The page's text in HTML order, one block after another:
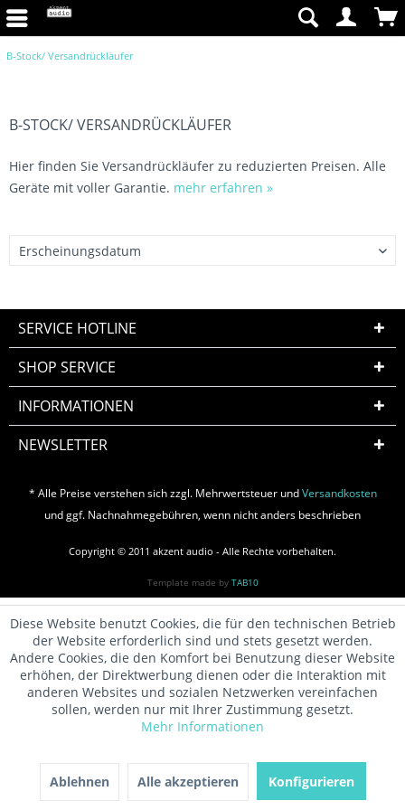
B-Stock/ Versandrückläufer
B-STOCK/ VERSANDRÜCKLÄUFER
Hier finden Sie Versandrückläufer zu reduzierten Preisen. Alle
Geräte mit voller Garantie. mehr erfahren »
SERVICE HOTLINE
SHOP SERVICE
INFORMATIONEN
NEWSLETTER
* Alle Preise verstehen sich zzgl. Mehrwertsteuer undVersandkosten
und ggf. Nachnahmegebühren, wenn nicht anders beschrieben
Copyright © 2011 akzent audio - Alle Rechte vorbehalten.
Template made by TAB10
Diese Website benutzt Cookies, die für den technischen Betrieb
der Website erforderlich sind und stets gesetzt werden.
Andere Cookies, die den Komfort bei Benutzung dieser Website
erhöhen, der Direktwerbung dienen oder die Interaktion mit
anderen Websites und sozialen Netzwerken vereinfachen
sollen, werden nur mit Ihrer Zustimmung gesetzt.
Mehr Informationen
Ablehnen Alle akzeptieren Konfigurieren